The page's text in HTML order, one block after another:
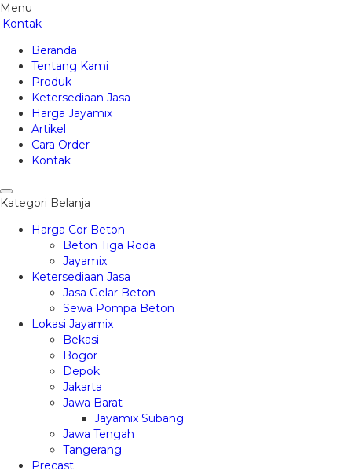
Menu
Kontak
Beranda
Tentang Kami
Produk
Ketersediaan Jasa
Harga Jayamix
Artikel
Cara Order
Kontak
Kategori Belanja
Harga Cor Beton
Beton Tiga Roda
Jayamix
Ketersediaan Jasa
Jasa Gelar Beton
Sewa Pompa Beton
Lokasi Jayamix
Bekasi
Bogor
Depok
Jakarta
Jawa Barat
Jayamix Subang
Jawa Tengah
Tangerang
Precast